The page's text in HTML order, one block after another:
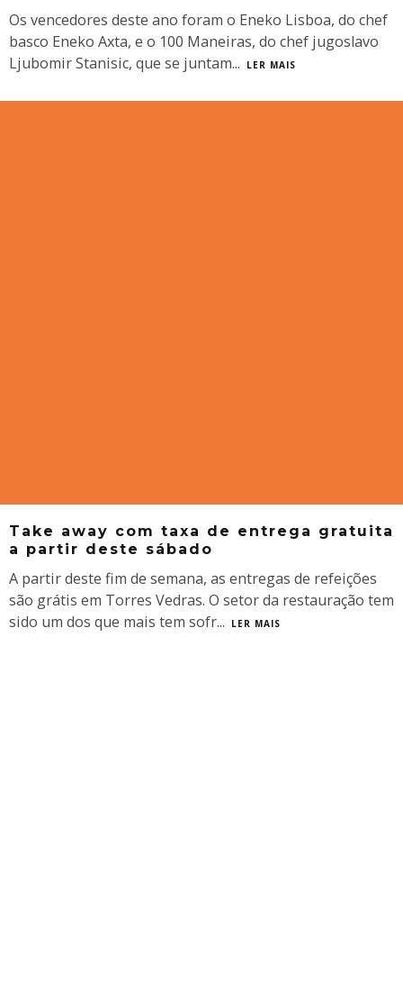
Os vencedores deste ano foram o Eneko Lisboa, do chef
basco Eneko Axta, e o 100 Maneiras, do chef jugoslavo
Ljubomir Stanisic, que se juntam... LER MAIS
Take away com taxa de entrega gratuita
a partir deste sábado
A partir deste fim de semana, as entregas de refeições
são grátis em Torres Vedras. O setor da restauração tem
sido um dos que mais tem sofr... LER MAIS